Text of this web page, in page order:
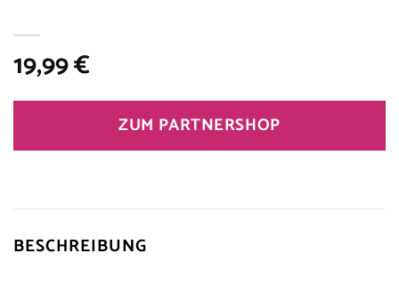
19,99€
ZUM PARTNERSHOP
BESCHREIBUNG